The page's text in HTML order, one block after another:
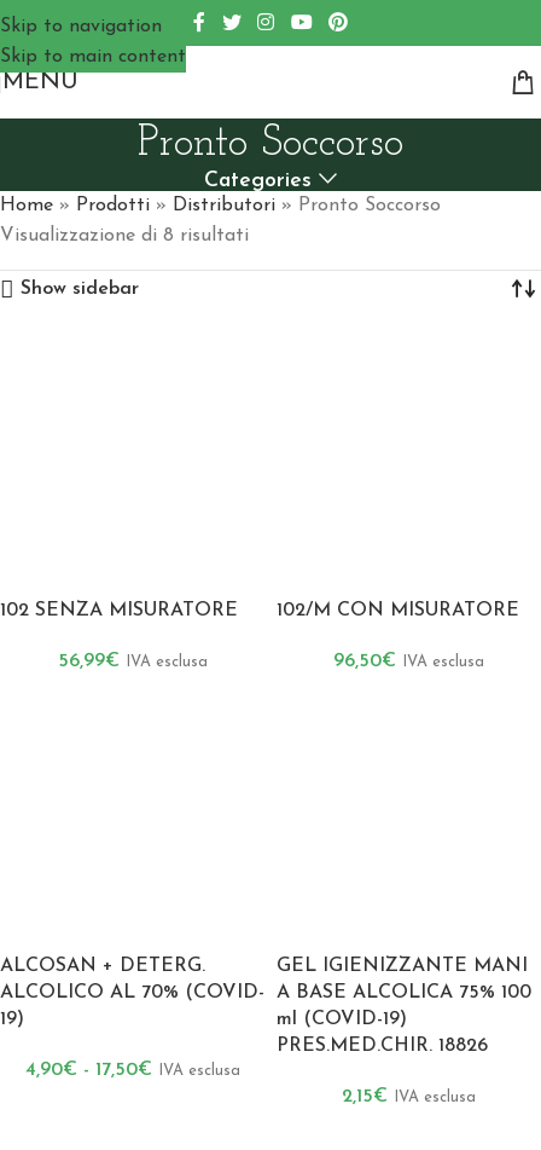
Skip to navigation
Skip to main content
MENU
Pronto Soccorso
Categories
Home » Prodotti » Distributori » Pronto Soccorso
Visualizzazione di 8 risultati
Show sidebar
102 SENZA MISURATORE
56,99€ IVA esclusa
102/M CON MISURATORE
96,50€ IVA esclusa
ALCOSAN + DETERG.
ALCOLICO AL 70% (COVID-
19)
4,90€ - 17,50€ IVA esclusa
GEL IGIENIZZANTE MANI
A BASE ALCOLICA 75% 100
ml (COVID-19)
PRES.MED.CHIR. 18826
2,15€ IVA esclusa